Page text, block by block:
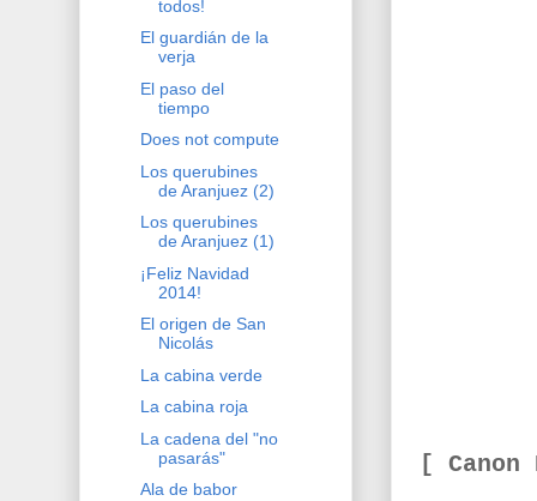
[
todos!
El guardián de la
verja
El paso del
tiempo
Does not compute
Los querubines
de Aranjuez (2)
Los querubines
de Aranjuez (1)
¡Feliz Navidad
2014!
El origen de San
Nicolás
La cabina verde
La cabina roja
La cadena del "no
pasarás"
Ala de babor